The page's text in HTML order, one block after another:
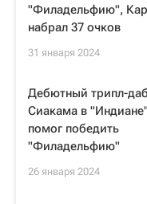
"Филадельфию",
набрал 37 очков
31 января 2024
Дебютный трипл-
Сиакама в "Индиане"
помог победить
"Филадельфию"
26 января 2024